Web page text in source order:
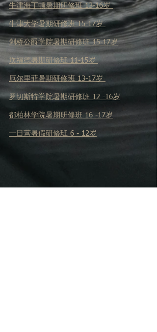
牛津海丁顿暑期研修班 13-16岁
牛津大学暑期研修班 15-17岁
剑桥公爵学院暑期研修班 15-17岁
坎福德暑期研修班 11-15岁
​厄尔里菲暑期研修班 13-17岁
罗切斯特学院暑期研修班 12 -16岁
都柏林学院暑期研修班 16 -17岁
​一日营暑假研修班 6 - 12岁